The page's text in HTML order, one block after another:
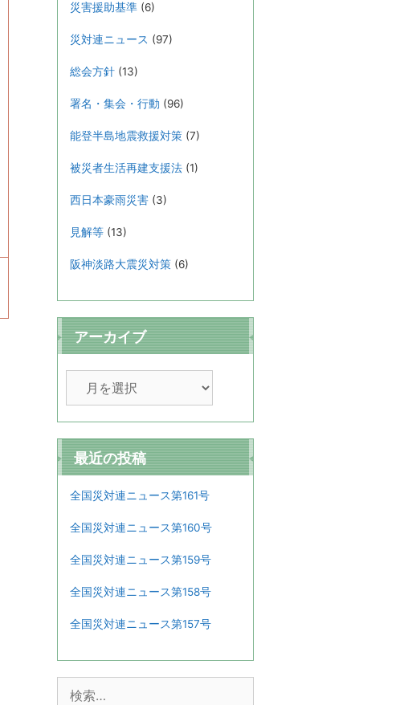
災害援助基準 (6)
災対連ニュース (97)
総会方針 (13)
署名・集会・行動 (96)
能登半島地震救援対策 (7)
被災者生活再建支援法 (1)
西日本豪雨災害 (3)
見解等 (13)
阪神淡路大震災対策 (6)
アーカイブ
カ
イ
ブ
最近の投稿
全国災対連ニュース第161号
全国災対連ニュース第160号
全国災対連ニュース第159号
全国災対連ニュース第158号
全国災対連ニュース第157号